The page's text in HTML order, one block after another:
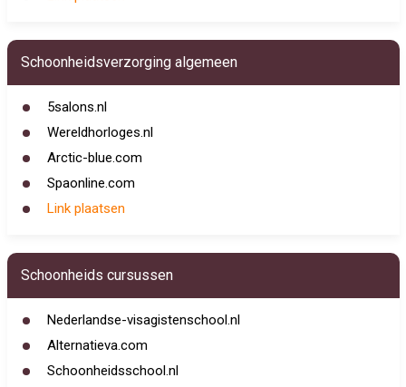
Schoonheidsverzorging algemeen
5salons.nl
Wereldhorloges.nl
Arctic-blue.com
Spaonline.com
Link plaatsen
Schoonheids cursussen
Nederlandse-visagistenschool.nl
Alternatieva.com
Schoonheidsschool.nl